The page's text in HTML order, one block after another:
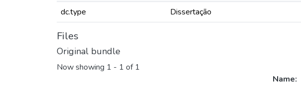
dc.type
Dissertação
Files
Original bundle
Now showing 1 - 1 of 1
Name: